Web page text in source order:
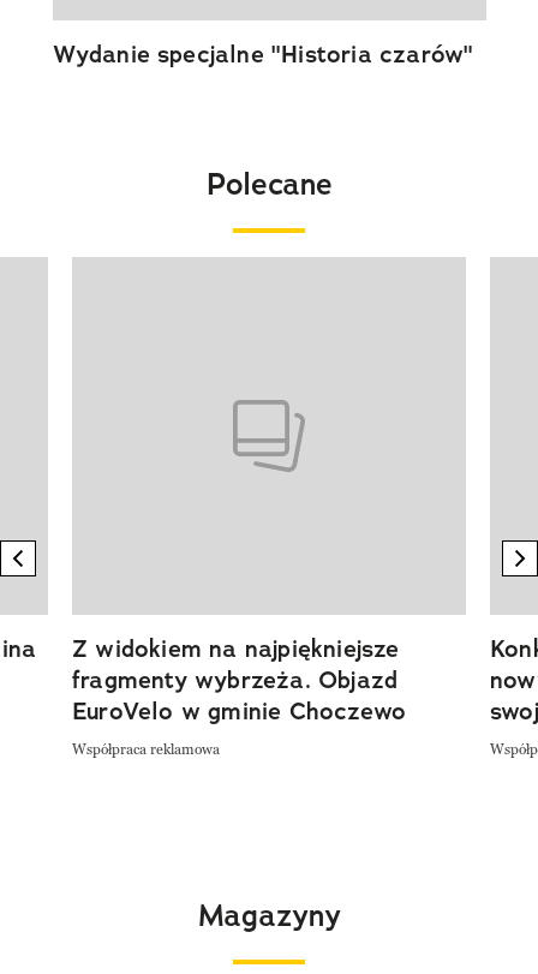
Wydanie specjalne "Historia czarów"
Polecane
previous element
Z widokiem na najpiękniejsze
fragmenty wybrzeża. Objazd
EuroVelo w gminie Choczewo
Współpraca reklamowa
Magazyny